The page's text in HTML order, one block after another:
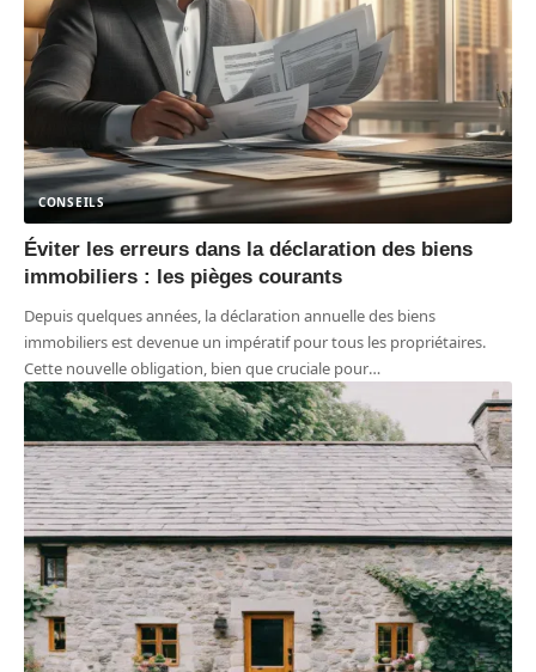
CONSEILS
Éviter les erreurs dans la déclaration des biens
immobiliers : les pièges courants
Depuis quelques années, la déclaration annuelle des biens
immobiliers est devenue un impératif pour tous les propriétaires.
Cette nouvelle obligation, bien que cruciale pour…